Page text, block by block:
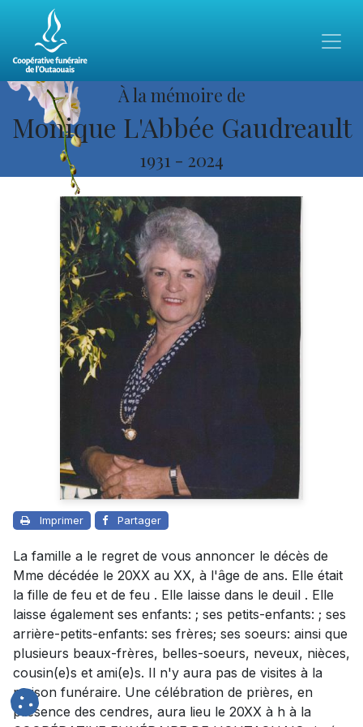
À la mémoire de
Monique L'Abbée Gaudreault
1931 - 2024
Imprimer Partager
La famille a le regret de vous annoncer le décès de
Mme décédée le 20XX au XX, à l'âge de ans. Elle était
la fille de feu et de feu . Elle laisse dans le deuil . Elle
laisse également ses enfants: ; ses petits-enfants: ; ses
arrière-petits-enfants: ses frères; ses soeurs: ainsi que
plusieurs beaux-frères, belles-soeurs, neveux, nièces,
cousin(e)s et ami(e)s. Il n'y aura pas de visites à la
maison funéraire. Une célébration de prières, en
présence des cendres, aura lieu le 20XX à h à la